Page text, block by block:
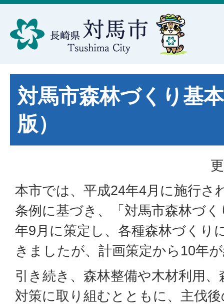
対馬市森林づくり基
版）
本市では、平成24年4月に施行さ
条例に基づき、「対馬市森林づ
年9月に策定し、各種森林づくり
きましたが、計画策定から10年
引き続き、森林整備や木材利用
対策に取り組むとともに、主伐